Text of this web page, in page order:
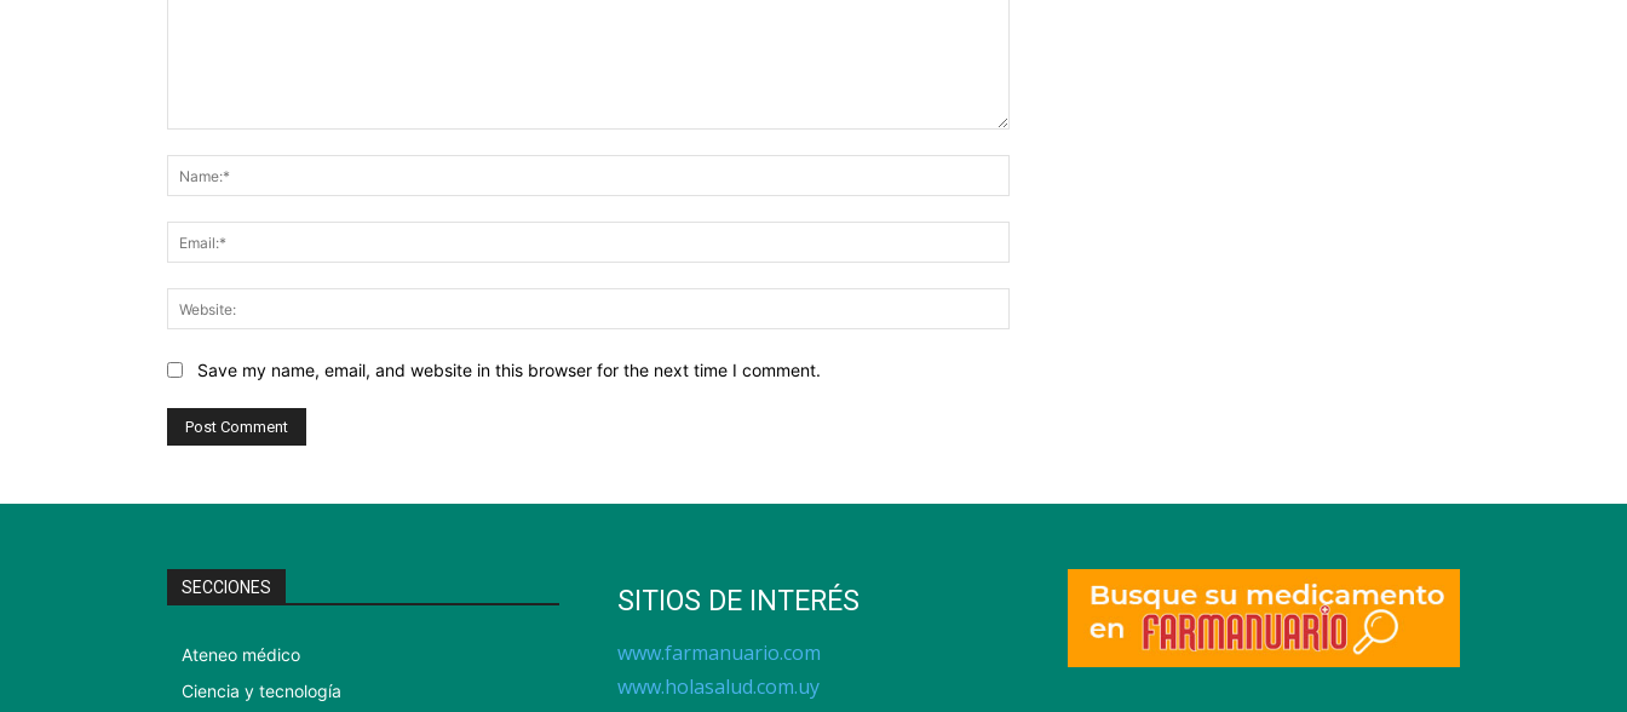
Save my name, email, and website in this browser for the next time I comment.
SECCIONES
Ateneo médico
Ciencia y tecnología
SITIOS DE INTERÉS
www.farmanuario.com
www.holasalud.com.uy